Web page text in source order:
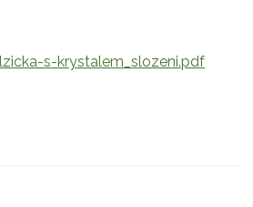
s-krystalem_slozeni.pdf